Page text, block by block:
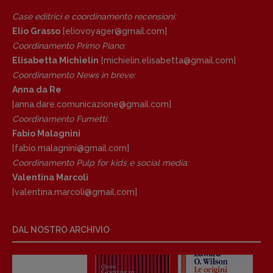
Coordinamento Fumetti:
Fabio Malagnini
[fabio.malagnini@gmail.com]
Coordinamento Pulp for kids e social
media:
Valentina Marcoli
[valentina.marcoli@gmail.
ARCHIVIO E AUTORI
Case editrici e coordinamento recensioni:
Elio Grasso [eliovoyager@gmail.com]
Coordinamento Primo Piano:
Elisabetta Michielin [michielin.elisabetta@gmail.com]
Coordinamento News in breve:
Anna da Re
[anna.dare.comunicazione@gmail.com]
Coordinamento Fumetti:
Fabio Malagnini
[fabio.malagnini@gmail.com]
Coordinamento Pulp for kids e social media:
Valentina Marcoli
[valentina.marcoli@gmail.com]
DAL NOSTRO ARCHIVIO